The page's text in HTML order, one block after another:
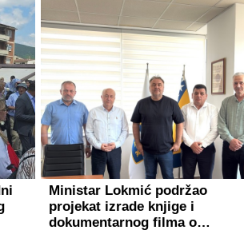
Ministar Lokmić podržao
projekat izrade knjige i
dokumentarnog filma o…